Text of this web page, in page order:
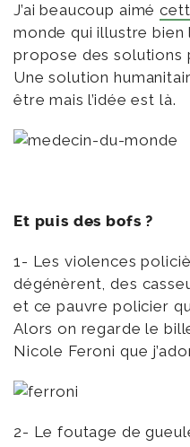
J’ai beaucoup aimé
monde qui illustre
propose des solutions
Une solution
être mais l’idée est là.
Et puis des bofs ?
1- Les violences
dégénèrent, des
et ce pauvre policier
Alors on regarde le
Nicole Feroni que
2- Le foutage de